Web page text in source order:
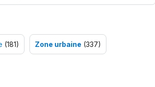
(181) Zone urbaine (337)